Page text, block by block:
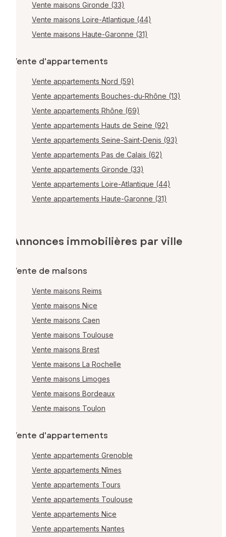
Vente maisons Gironde (33)
Vente maisons Loire-Atlantique (44)
Vente maisons Haute-Garonne (31)
Vente d'appartements
Vente appartements Nord (59)
Vente appartements Bouches-du-Rhône (13)
Vente appartements Rhône (69)
Vente appartements Hauts de Seine (92)
Vente appartements Seine-Saint-Denis (93)
Vente appartements Pas de Calais (62)
Vente appartements Gironde (33)
Vente appartements Loire-Atlantique (44)
Vente appartements Haute-Garonne (31)
Annonces immobilières par ville
Vente de maisons
Vente maisons Reims
Vente maisons Nice
Vente maisons Caen
Vente maisons Toulouse
Vente maisons Brest
Vente maisons La Rochelle
Vente maisons Limoges
Vente maisons Bordeaux
Vente maisons Toulon
Vente d'appartements
Vente appartements Grenoble
Vente appartements Nîmes
Vente appartements Tours
Vente appartements Toulouse
Vente appartements Nice
Vente appartements Nantes